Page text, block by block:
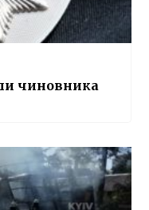
чиновника